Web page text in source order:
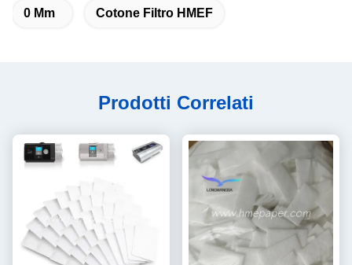
0 Mm Cotone Filtro HMEF
Prodotti Correlati